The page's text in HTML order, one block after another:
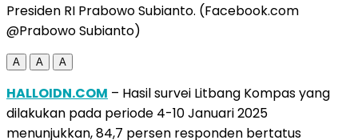
Presiden RI Prabowo Subianto. (Facebook.com
@Prabowo Subianto)
A A A
HALLOIDN.COM – Hasil survei Litbang Kompas yang
dilakukan pada periode 4-10 Januari 2025
menunjukkan, 84,7 persen responden bertatus